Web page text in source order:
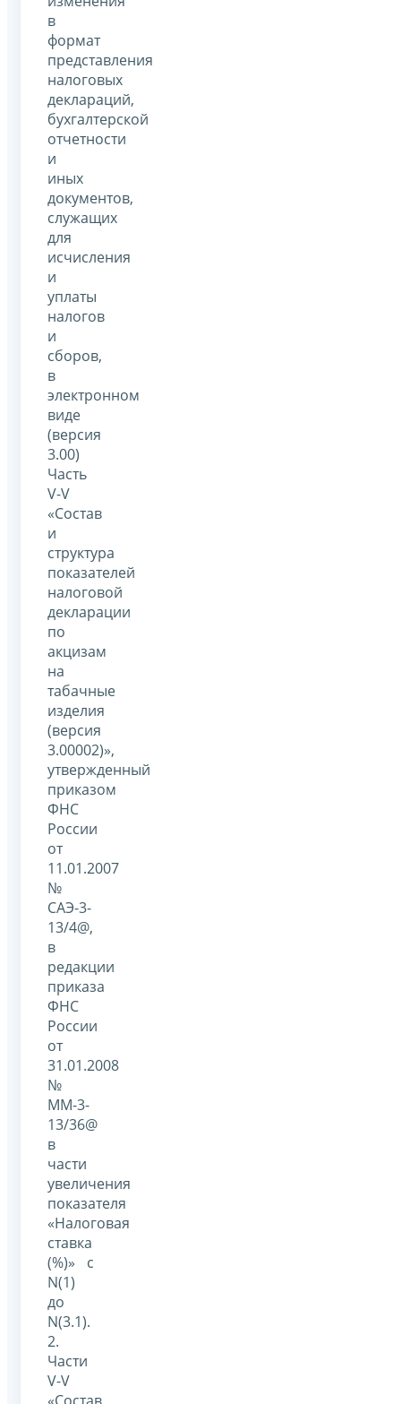
в
формат
представления
налоговых
деклараций,
бухгалтерской
отчетности
и
иных
документов,
служащих
для
исчисления
и
уплаты
налогов
и
сборов,
в
электронном
виде
(версия
3.00)
Часть
V-V
«Состав
и
структура
показателей
налоговой
декларации
по
акцизам
на
табачные
изделия
(версия
3.00002)»,
утвержденный
приказом
ФНС
России
от
11.01.2007
№
САЭ-3-
13/4@,
в
редакции
приказа
ФНС
России
от
31.01.2008
№
ММ-3-
13/36@
в
части
увеличения
показателя
«Налоговая
ставка
(%)» с
N(1)
до
N(3.1).
2.
Части
V-V
«Состав